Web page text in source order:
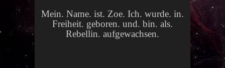
Mein. Name. ist. Zoe. Ich. wurde. in.
Freiheit. geboren. und. bin. als.
Rebellin. aufgewachsen.